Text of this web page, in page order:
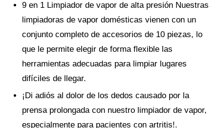
9 en 1 Limpiador de vapor de alta presión Nuestras
limpiadoras de vapor domésticas vienen con un
conjunto completo de accesorios de 10 piezas, lo
que le permite elegir de forma flexible las
herramientas adecuadas para limpiar lugares
difíciles de llegar.
¡Di adiós al dolor de los dedos causado por la
prensa prolongada con nuestro limpiador de vapor,
especialmente para pacientes con artritis!.